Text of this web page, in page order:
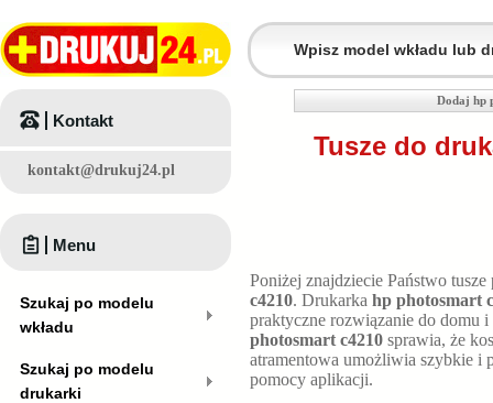
Dodaj hp
Tusze do
Poniżej znajdziecie Państwo
c4210. Drukarka hp photosmart
praktyczne rozwiązanie do domu
photosmart c4210 sprawia, że
atramentowa umożliwia szybkie i
pomocy aplikacji.
Kontakt
kontakt@drukuj24.pl
Menu
Szukaj po modelu
wkładu
Szukaj po modelu
drukarki